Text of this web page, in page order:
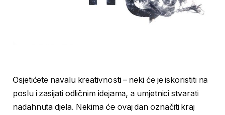
Osjetićete navalu kreativnosti – neki će je iskoristiti na
poslu i zasijati odličnim idejama, a umjetnici stvarati
nadahnuta djela. Nekima će ovaj dan označiti kraj